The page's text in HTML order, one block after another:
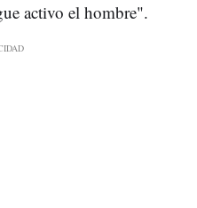
activo el hombre".